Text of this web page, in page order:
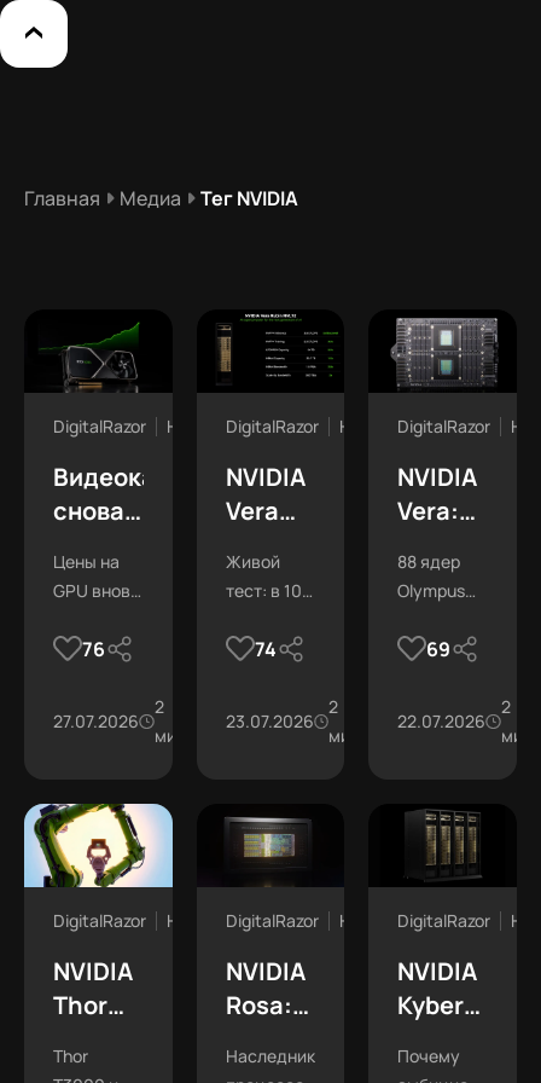
Главная Медиа Тег NVIDIA
DigitalRazor Новости
Видеокарты
снова
Производители
переписывать
Цены на
GPU вновь
вверх из-
памяти
76
27.07.2026
2
мин
9.6К
DigitalRazor Новости
NVIDIA
Vera
в 10
больше
на ватт
Живой
тест: в 10
больше
GB200.
74
23.07.2026
2
мин
9К
DigitalRazor
NVIDIA
Vera:
ядер
Olympus
на
Grace
88 ядер
Olympus
смену
NVIDIA.
69
22.07.2026
2
мин
DigitalRazor Новости
NVIDIA
Thor
и
Thor
DigitalRazor Новости
NVIDIA
Rosa:
Rigel и
Наследник
DigitalRazor
NVIDIA
Kyber:
на 600
Почему